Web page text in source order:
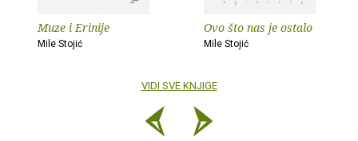
Muze i Erinije
Mile Stojić
Ovo što nas je ostalo
Mile Stojić
VIDI SVE KNJIGE